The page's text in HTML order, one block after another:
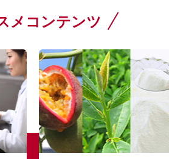
メコンテンツ